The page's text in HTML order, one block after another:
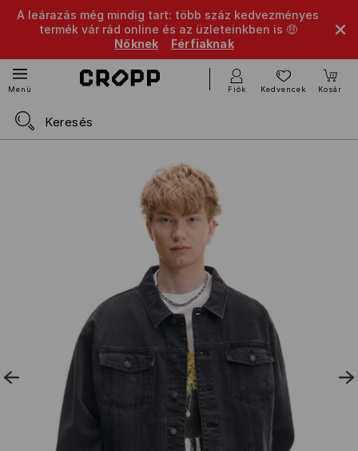
A leárazás még mindig tart: több száz kedvezményes
termék vár rád online és az üzleteinkben is 🤑
Nőknek
Férfiaknak
Menü Fiók Kedvencek Kosár